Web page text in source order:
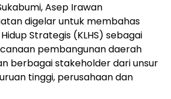
Asep Irawan
digelar untuk membahas
Strategis (KLHS) sebagai
pembangunan daerah
berbagai stakeholder dari unsur
tinggi, perusahaan dan